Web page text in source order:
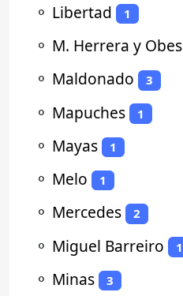
⚬ Libertad 1
⚬ M. Herrera y Obes
⚬ Maldonado 3
⚬ Mapuches 1
⚬ Mayas 1
⚬ Melo 1
⚬ Mercedes 2
⚬ Miguel Barreiro 1
⚬ Minas 3